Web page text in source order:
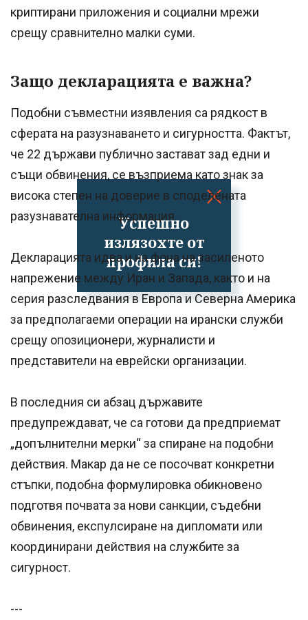
Успешно
излязохте от
профила си!
криптирани приложения и социални мрежи
срещу сравнително малки суми.
Защо декларацията е важна?
Подобни съвместни изявления са рядкост в
сферата на разузнаването и сигурността. Фактът,
че 22 държави публично застават зад едни и
същи обвинения, се възприема като знак за
висока степен на доверие в споделената
разузнавателна информация.
Декларацията идва и на фона на засиленото
напрежение между Иран и Запада, както и на
серия разследвания в Европа и Северна Америка
за предполагаеми операции на ирански служби
срещу опозиционери, журналисти и
представители на еврейски организации.
В последния си абзац държавите
предупреждават, че са готови да предприемат
„допълнителни мерки“ за спиране на подобни
действия. Макар да не се посочват конкретни
стъпки, подобна формулировка обикновено
подготвя почвата за нови санкции, съдебни
обвинения, експулсиране на дипломати или
координирани действия на службите за
сигурност.
---